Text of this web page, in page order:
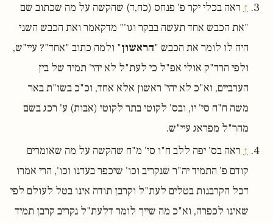
↑ ראה בכלי יקר פ' פנחס (כח,ד) שהקשה על מה שכתוב שם
"את הכבש אחד תעשה בבקר וגו'" מדקאמר ואת הכבש השני
היה לו לומר את הכבש "הראשון" ולמה כתוב "אחד"? עיי"ש,
ולפי הרד"ק אולי אפ"ל כי לעת"ל לא יהי' תמיד של בין
הערביים, וא"כ לא יהי' ראשון אלא אחד, וכ"כ בשו"ת באר
משה ח"ח סי' יז, ובס' לקוטי בתר לקוטי (אבות) ע' רכג בשם
מהר"ל מפראג עיי"ש.
↑ ראה בס' יפה ללב ח"ו סי' מ"ח שהקשה על מה שאומרים
קודם פ' התמיד יה"ר שנקריב וכו' שיכפר בעדנו וכו', הרי אמרו
דכל הקרבנות בטלים לעת"ל וקרבן תודה אינו בטל לעולם לפי
שאינו לכפרה, וא"כ מה שייך לומר דלעת"ל נקריב קרבן תמיד